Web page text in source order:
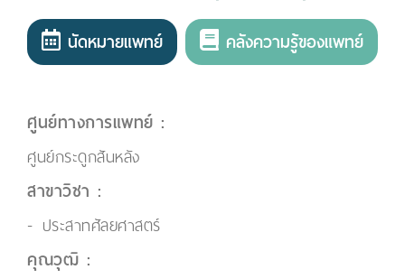
นัดหมายแพทย์ คลังความรู้ของแพทย์
ศูนย์ทางการแพทย์ :
ศูนย์กระดูกสันหลัง
สาขาวิชา :
ประสาทศัลยศาสตร์
คุณวุฒิ :